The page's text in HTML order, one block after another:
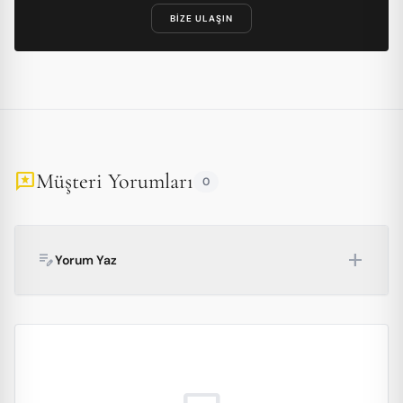
BIZE ULAŞIN
reviewsMüşteri Yorumları 0
edit_noteYorum Yaz add